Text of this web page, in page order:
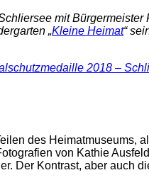
mit
„Kleine Heimat“
2018 –
des Heimatmuseums,
von Kathie
Der Kontrast, aber